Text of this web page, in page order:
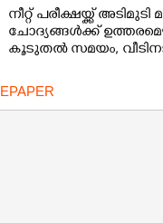
നീറ്റ് പരീക്ഷയ്ക്ക് അടിമുടി
ചോദ്യങ്ങൾക്ക്
കൂടുതൽ സമയം,
EPAPER